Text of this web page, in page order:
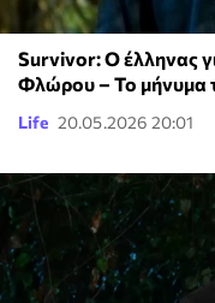
Survivor: Ο έλληνας
Φλώρου – Το μήνυμα
Life 20.05.2026 20:01